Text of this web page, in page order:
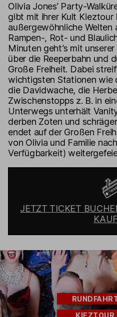
Olivia Jones‘ Party-
gibt mit ihrer Kult Kieztour
außergewöhnliche Welten
Rampen-, Rot- und
Minuten geht’s mit
über die Reeperbahn und
Große Freiheit. Dabei
wichtigsten Stationen wie
die Davidwache, die
Zwischenstopps z. B. in
Unterwegs unterhält
derben Zoten und
endet auf der Großen
von Olivia und Familie
Verfügbarkeit)
JETZT TICKET
KIEZTOUR